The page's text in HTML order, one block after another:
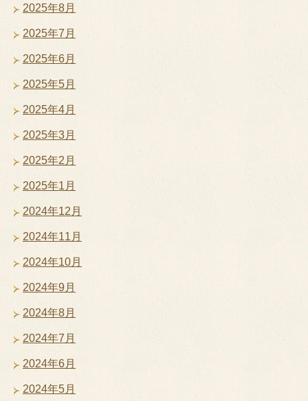
2025年8月
2025年7月
2025年6月
2025年5月
2025年4月
2025年3月
2025年2月
2025年1月
2024年12月
2024年11月
2024年10月
2024年9月
2024年8月
2024年7月
2024年6月
2024年5月